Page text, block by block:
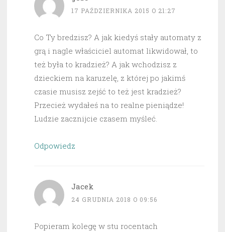
17 PAŹDZIERNIKA 2015 O 21:27
Co Ty bredzisz? A jak kiedyś stały automaty z
grą i nagle właściciel automat likwidował, to
też była to kradzież? A jak wchodzisz z
dzieckiem na karuzelę, z której po jakimś
czasie musisz zejść to też jest kradzież?
Przecież wydałeś na to realne pieniądze!
Ludzie zacznijcie czasem myśleć.
Odpowiedz
Jacek
24 GRUDNIA 2018 O 09:56
Popieram kolegę w stu rocentach